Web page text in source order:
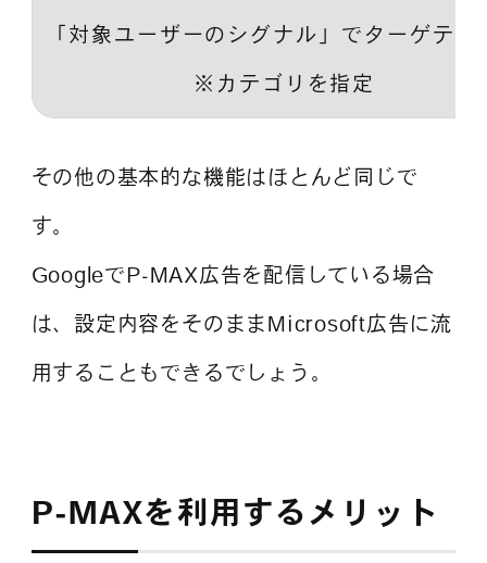
「対象ユーザーのシグナル」でターゲティ
※カテゴリを指定
その他の基本的な機能はほとんど同じで
す。
GoogleでP-MAX広告を配信している場合
は、設定内容をそのままMicrosoft広告に流
用することもできるでしょう。
P-MAXを利用するメリット